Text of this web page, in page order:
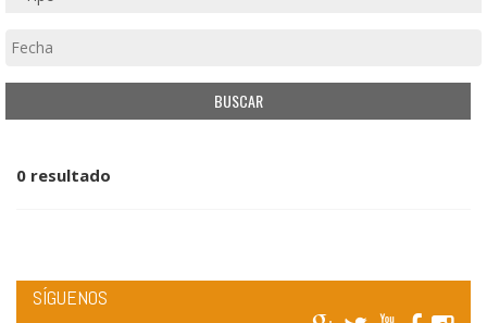
0 resultado
SÍGUENOS